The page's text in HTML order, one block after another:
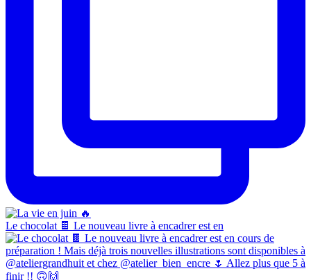
Le chocolat 🍫 Le nouveau livre à encadrer est en